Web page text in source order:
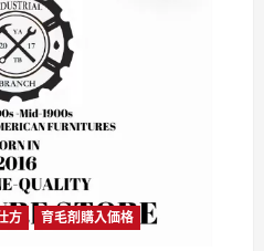
方 育毛剤購入価格